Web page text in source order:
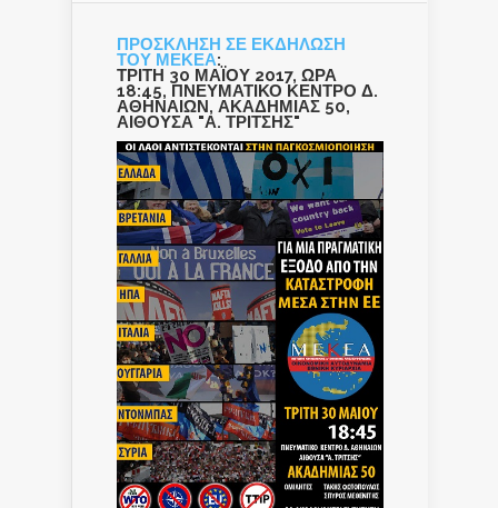
ΠΡΟΣΚΛΗΣΗ ΣΕ ΕΚΔΗΛΩΣΗ
ΤΟΥ ΜΕΚΕΑ:
ΤΡΙΤΗ 30 ΜΑΪΟΥ 2017, ΩΡΑ
18:45, ΠΝΕΥΜΑΤΙΚΟ ΚΕΝΤΡΟ Δ.
ΑΘΗΝΑΙΩΝ, ΑΚΑΔΗΜΙΑΣ 50,
ΑΙΘΟΥΣΑ "Α. ΤΡΙΤΣΗΣ"